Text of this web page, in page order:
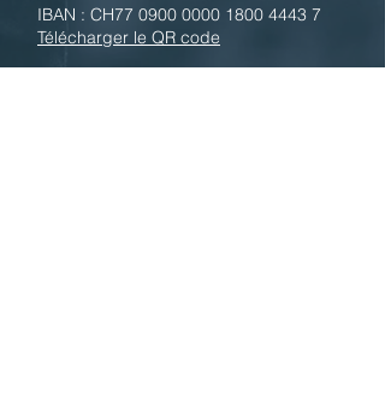
IBAN : CH77 0900 0000 1800 4443 7
Télécharger le QR code